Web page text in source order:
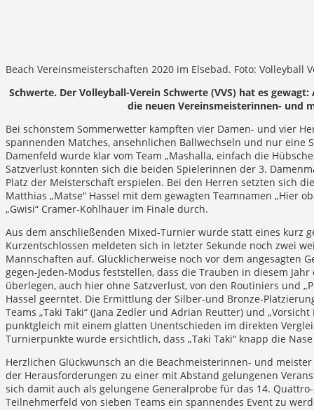
Beach Vereinsmeisterschaften 2020 im Elsebad. Foto: Volleyball
Schwerte. Der Volleyball-Verein Schwerte (VVS) hat es
die neuen Vereinsmeisterinnen- und
Bei schönstem Sommerwetter kämpften vier Damen- und vier
spannenden Matches, ansehnlichen Ballwechseln und nur eine
Damenfeld wurde klar vom Team „Mashalla, einfach die
Satzverlust konnten sich die beiden Spielerinnen der 3.
Platz der Meisterschaft erspielen. Bei den Herren setzten sich
Matthias „Matse“ Hassel mit dem gewagten Teamnamen „Hier
„Gwisi“ Cramer-Kohlhauer im Finale durch.
Aus dem anschließenden Mixed-Turnier wurde statt eines kurz
Kurzentschlossen meldeten sich in letzter Sekunde noch zwei
Mannschaften auf. Glücklicherweise noch vor dem angesagten
gegen-Jeden-Modus feststellen, dass die Trauben in diesem
überlegen, auch hier ohne Satzverlust, von den Routiniers und
Hassel geerntet. Die Ermittlung der Silber-und Bronze-
Teams „Taki Taki“ (Jana Zedler und Adrian Reutter) und
punktgleich mit einem glatten Unentschieden im direkten
Turnierpunkte wurde ersichtlich, dass „Taki Taki“ knapp die
Herzlichen Glückwunsch an die Beachmeisterinnen- und
der Herausforderungen zu einer mit Abstand gelungenen
sich damit auch als gelungene Generalprobe für das 14.
Teilnehmerfeld von sieben Teams ein spannendes Event zu